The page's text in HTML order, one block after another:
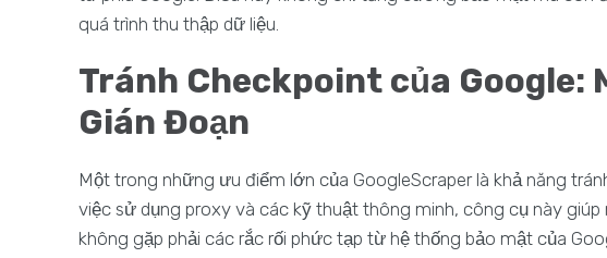
quá trình thu thập dữ liệu.
Tránh Checkpoint của Google:
Gián Đoạn
Một trong những ưu điểm lớn của GoogleScraper là khả năng
việc sử dụng proxy và các kỹ thuật thông minh, công cụ này
không gặp phải các rắc rối phức tạp từ hệ thống bảo mật của